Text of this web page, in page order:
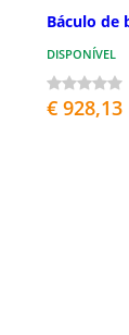
Báculo de
DISPONÍVEL
€ 928,13